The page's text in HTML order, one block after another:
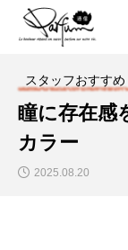
スタッフおすすめ
瞳に存在感
カラー
2025.08.20